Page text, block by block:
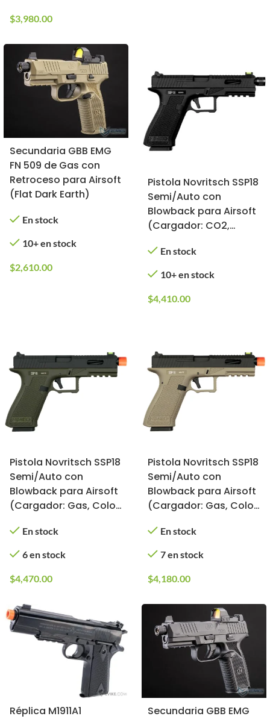
$3,980.00
Secundaria GBB EMG
FN 509 de Gas con
Retroceso para Airsoft
(Flat Dark Earth)
En stock
10+ en stock
$2,610.00
Pistola Novritsch SSP18
Semi/Auto con
Blowback para Airsoft
(Cargador: CO2,
En stock
10+ en stock
$4,410.00
Pistola Novritsch SSP18
Semi/Auto con
Blowback para Airsoft
(Cargador: Gas, Color:
En stock
6 en stock
$4,470.00
Pistola Novritsch SSP18
Semi/Auto con
Blowback para Airsoft
(Cargador: Gas, Color:
En stock
7 en stock
$4,180.00
Réplica M1911A1
Secundaria GBB EMG